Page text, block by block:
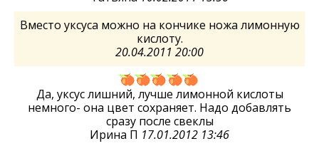
Вместо уксуса можно на кончике ножа лимонную
кислоту.
20.04.2011 20:00
Да, уксус лишний, лучше лимонной кислоты
немного- она цвет сохраняет. Надо добавлять
сразу после свеклы
Ирина П 17.01.2012 13:46